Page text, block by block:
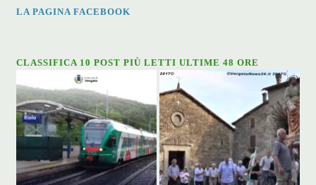
LA PAGINA FACEBOOK
CLASSIFICA 10 POST PIÙ LETTI ULTIME 48 ORE